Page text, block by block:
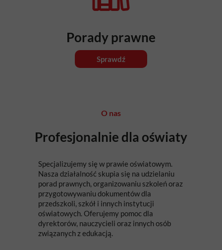
Sprawdź
Porady prawne
O nas
Profesjonalnie dla oświaty
Specjalizujemy się w prawie oświatowym.
Nasza działalność skupia się na udzielaniu
porad prawnych, organizowaniu szkoleń oraz
przygotowywaniu dokumentów dla
przedszkoli, szkół i innych instytucji
oświatowych. Oferujemy pomoc dla
dyrektorów, nauczycieli oraz innych osób
związanych z edukacją.